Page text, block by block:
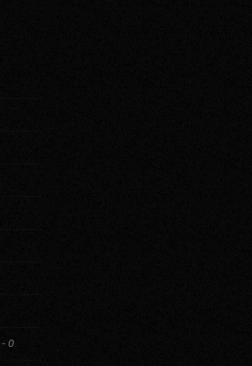
- 0